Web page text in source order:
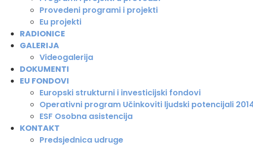
Provedeni programi i projekti
Eu projekti
RADIONICE
GALERIJA
Videogalerija
DOKUMENTI
EU FONDOVI
Europski strukturni i investicijski fondovi
Operativni program Učinkoviti ljudski potencijali
ESF Osobna asistencija
KONTAKT
Predsjednica udruge